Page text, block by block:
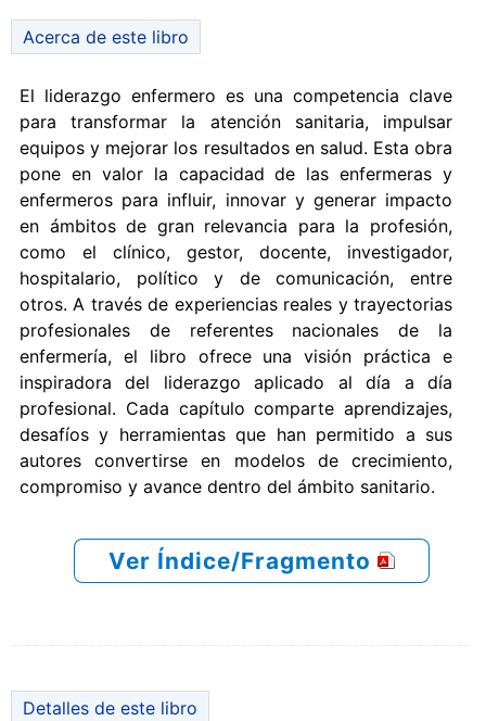
Acerca de este libro
El liderazgo enfermero es una competencia clave
para transformar la atención sanitaria, impulsar
equipos y mejorar los resultados en salud. Esta obra
pone en valor la capacidad de las enfermeras y
enfermeros para influir, innovar y generar impacto
en ámbitos de gran relevancia para la profesión,
como el clínico, gestor, docente, investigador,
hospitalario, político y de comunicación, entre
otros. A través de experiencias reales y trayectorias
profesionales de referentes nacionales de la
enfermería, el libro ofrece una visión práctica e
inspiradora del liderazgo aplicado al día a día
profesional. Cada capítulo comparte aprendizajes,
desafíos y herramientas que han permitido a sus
autores convertirse en modelos de crecimiento,
compromiso y avance dentro del ámbito sanitario.
Ver Índice/Fragmento
Detalles de este libro